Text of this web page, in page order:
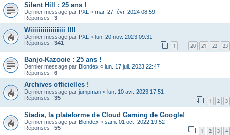
Silent Hill : 25 ans !
Dernier message par PXL « mar. 27 févr. 2024 08:59
Réponses : 3
Wiiiiiiiiiiiiiiiii !!!!
Dernier message par PXL « lun. 20 nov. 2023 09:31
Réponses : 341 1 20 21 22 23
Banjo-Kazooie : 25 ans !
Dernier message par Blondex « lun. 17 juil. 2023 22:47
Réponses : 6
Archives officielles !
Dernier message par jumpman « lun. 10 avr. 2023 17:51
Réponses : 35 1 2 3
Stadia, la plateforme de Cloud Gaming de Google!
Dernier message par Blondex « sam. 01 oct. 2022 19:52
Réponses : 55 1 2 3 4